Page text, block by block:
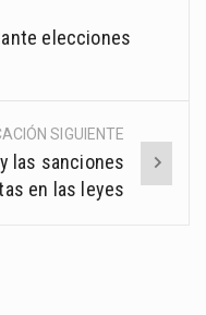
elecciones
SIGUIENTE
las sanciones
en las leyes